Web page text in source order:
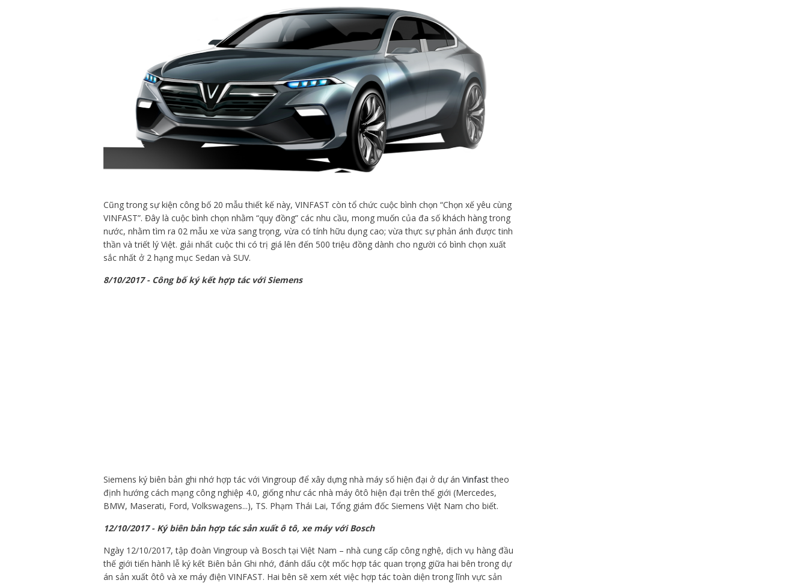
Cũng trong sự kiện công bố 20 mẫu thiết kế này, VINFAST còn tổ chức cuộc bình chọn “Chọn xế yêu cùng
VINFAST”. Đây là cuộc bình chọn nhằm “quy đồng” các nhu cầu, mong muốn của đa số khách hàng trong
nước, nhằm tìm ra 02 mẫu xe vừa sang trọng, vừa có tính hữu dụng cao; vừa thực sự phản ánh được tinh
thần và triết lý Việt. giải nhất cuộc thi có trị giá lên đến 500 triệu đồng dành cho người có bình chọn xuất
sắc nhất ở 2 hạng mục Sedan và SUV.
8/10/2017 - Công bố ký kết hợp tác với Siemens
Siemens ký biên bản ghi nhớ hợp tác với Vingroup để xây dựng nhà máy số hiện đại ở dự án Vinfasttheo
định hướng cách mạng công nghiệp 4.0, giống như các nhà máy ôtô hiện đại trên thế giới (Mercedes,
BMW, Maserati, Ford, Volkswagens...), TS. Phạm Thái Lai, Tổng giám đốc Siemens Việt Nam cho biết.
12/10/2017 - Ký biên bản hợp tác sản xuất ô tô, xe máy với Bosch
Ngày 12/10/2017, tập đoàn Vingroup và Bosch tại Việt Nam – nhà cung cấp công nghệ, dịch vụ hàng đầu
thế giới tiến hành lễ ký kết Biên bản Ghi nhớ, đánh dấu cột mốc hợp tác quan trọng giữa hai bên trong dự
án sản xuất ôtô và xe máy điện VINFAST. Hai bên sẽ xem xét việc hợp tác toàn diện trong lĩnh vực sản